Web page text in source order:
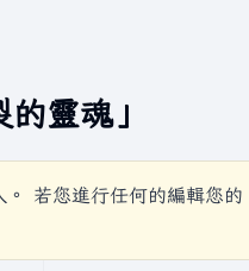
的靈魂」
。 若您進行任何的編輯您